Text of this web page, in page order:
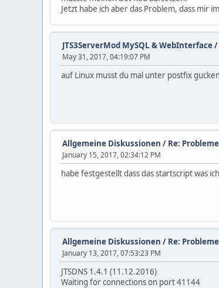
Jetzt habe ich aber das Problem, dass mir
JTS3ServerMod MySQL & WebInterface/
May 31, 2017, 04:19:07 PM
auf Linux musst du mal unter postfix
Allgemeine Diskussionen / Re:
January 15, 2017, 02:34:12 PM
habe festgestellt dass das startscript was
Allgemeine Diskussionen / Re:
January 13, 2017, 07:53:23 PM
JTSDNS 1.4.1 (11.12.2016)
Waiting for connections on port 41144